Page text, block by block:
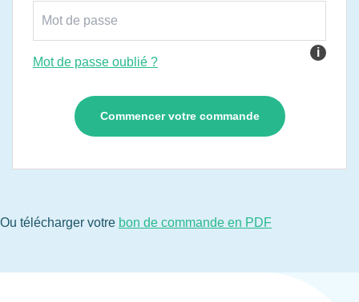
i
Mot de passe oublié ?
Ou télécharger votre bon de commande en PDF